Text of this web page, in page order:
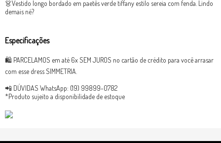
👗Vestido longo bordado em paetês verde tiffany estilo sereia com fenda. Lindo
demais né?
Especificações
🛍 PARCELAMOS em até 6x SEM JUROS no cartão de crédito para você arrasar
com esse dress SIMMETRIA.
📲 DÚVIDAS WhatsApp: (19) 99899-0782
*Produto sujeito a disponibilidade de estoque